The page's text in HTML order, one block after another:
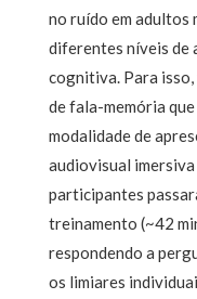
no ruído em adultos
diferentes níveis de
cognitiva. Para
de fala-memória
modalidade de
audiovisual
participantes
treinamento (~42
respondendo a
os limiares